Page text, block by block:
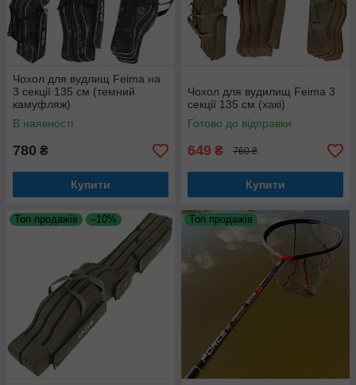
Чохол для вудлищ Feima на
3 секції 135 см (темний
камуфляж)
В наявності
780 ₴
Купити
Чохол для вудилищ Feima 3
секції 135 см (хакі)
Готово до відправки
649 ₴ 760 ₴
Купити
Топ продажів –10% Топ продажів